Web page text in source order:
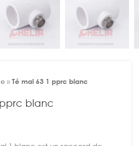
» Té mal 63 1 pprc blanc
blanc